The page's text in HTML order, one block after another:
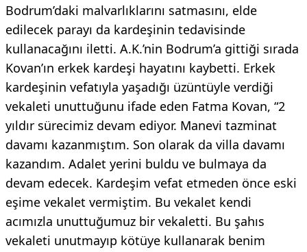
Bodrum’daki malvarlıklarını satmasını, elde
edilecek parayı da kardeşinin tedavisinde
kullanacağını iletti. A.K.’nin Bodrum’a gittiği sırada
Kovan’ın erkek kardeşi hayatını kaybetti. Erkek
kardeşinin vefatıyla yaşadığı üzüntüyle verdiği
vekaleti unuttuğunu ifade eden Fatma Kovan, “2
yıldır sürecimiz devam ediyor. Manevi tazminat
davamı kazanmıştım. Son olarak da villa davamı
kazandım. Adalet yerini buldu ve bulmaya da
devam edecek. Kardeşim vefat etmeden önce eski
eşime vekalet vermiştim. Bu vekalet kendi
acımızla unuttuğumuz bir vekaletti. Bu şahıs
vekaleti unutmayıp kötüye kullanarak benim